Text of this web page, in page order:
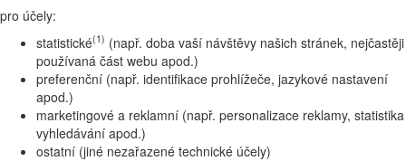
pro účely:
statistické(1) (např. doba vaší návštěvy našich stránek, nejčastěji
používaná část webu apod.)
preferenční (např. identifikace prohlížeče, jazykové nastavení
apod.)
marketingové a reklamní (např. personalizace reklamy, statistika
vyhledávání apod.)
ostatní (jiné nezařazené technické účely)